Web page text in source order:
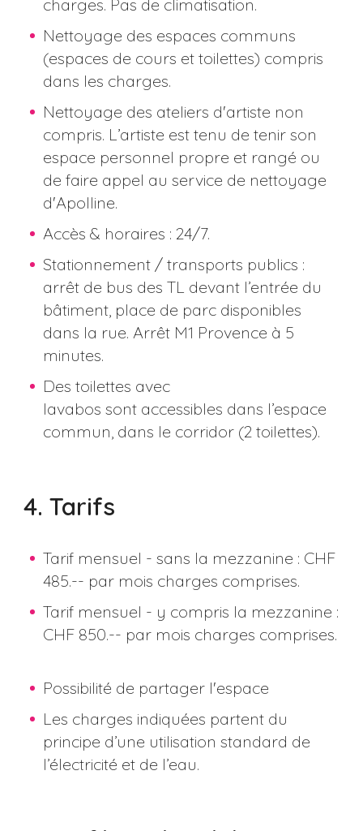
charges. Pas de climatisation.
Nettoyage des espaces communs
(espaces de cours et toilettes) compris
dans les charges.
Nettoyage des ateliers d'artiste non
compris. L’artiste est tenu de tenir son
espace personnel propre et rangé ou
de faire appel au service de nettoyage
d'Apolline.
Accès & horaires : 24/7.
Stationnement / transports publics :
arrêt de bus des TL devant l’entrée du
bâtiment, place de parc disponibles
dans la rue. Arrêt M1 Provence à 5
minutes.
Des toilettes avec
lavabos sont accessibles dans l’espace
commun, dans le corridor (2 toilettes).
4. Tarifs
Tarif mensuel - sans la mezzanine : CHF
485.-- par mois charges comprises.
Tarif mensuel - y compris la mezzanine :
CHF 850.-- par mois charges comprises.
Possibilité de partager l'espace
Les charges indiquées partent du
principe d’une utilisation standard de
l’électricité et de l’eau.